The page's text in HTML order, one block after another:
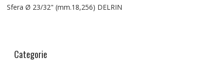
Sfera Ø 23/32" (mm.18,256) DELRIN
Categorie